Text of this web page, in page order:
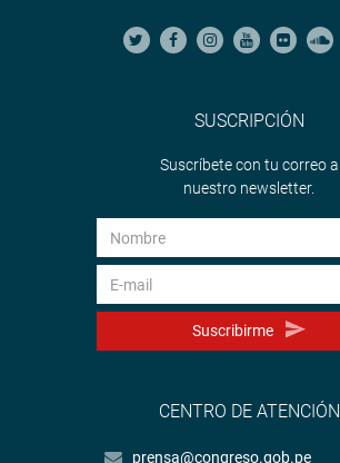
SUSCRIPCIÓN
Suscríbete con tu correo a
nuestro newsletter.
Suscribirme
CENTRO DE ATENCIÓN
prensa@congreso.gob.pe